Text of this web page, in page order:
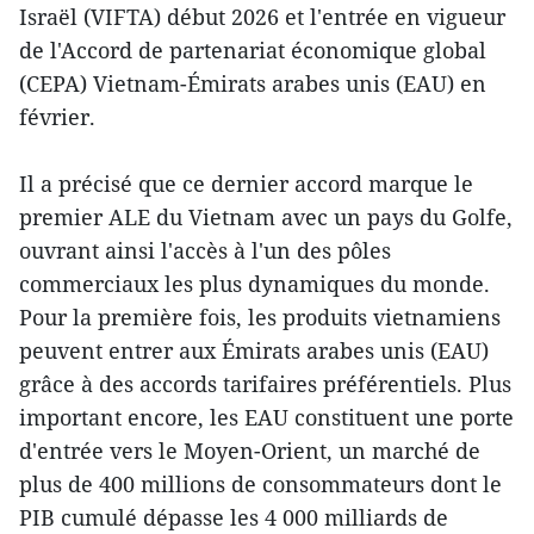
Israël (VIFTA) début 2026 et l'entrée en vigueur
de l'Accord de partenariat économique global
(CEPA) Vietnam-Émirats arabes unis (EAU) en
février.
Il a précisé que ce dernier accord marque le
premier ALE du Vietnam avec un pays du Golfe,
ouvrant ainsi l'accès à l'un des pôles
commerciaux les plus dynamiques du monde.
Pour la première fois, les produits vietnamiens
peuvent entrer aux Émirats arabes unis (EAU)
grâce à des accords tarifaires préférentiels. Plus
important encore, les EAU constituent une porte
d'entrée vers le Moyen-Orient, un marché de
plus de 400 millions de consommateurs dont le
PIB cumulé dépasse les 4 000 milliards de